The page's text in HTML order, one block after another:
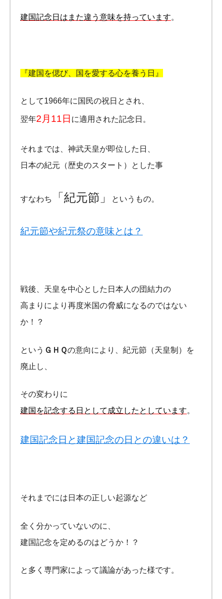
建国記念日はまた違う意味を持っています。
『建国を偲び、国を愛する心を養う日』
として1966年に国民の祝日とされ、
翌年2月11日 に適用された記念日。
それまでは、神武天皇が即位した日、
日本の紀元（歴史のスタート）とした事
すなわち 「紀元節」 というもの。
紀元節や紀元祭の意味とは？
戦後、天皇を中心とした日本人の団結力の
高まりにより再度米国の脅威になるのではない
か！？
という ＧＨＱの意向により、紀元節（天皇制）を
廃止し、
その変わりに
建国を記念する日として成立したとしています。
建国記念日と建国記念の日との違いは？
それまでには日本の正しい起源など
全く分かっていないのに、
建国記念を定めるのはどうか！？
と多く専門家によって議論があった様です。